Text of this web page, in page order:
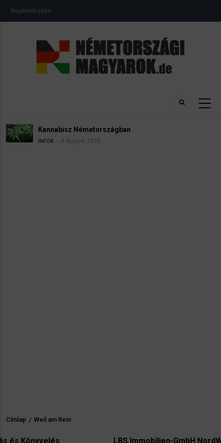
USER
ACCOUNT
Bejelentkezés
Kannabisz Németországban
INFÓK 4 August 2026
Morzsa
Címlap / Weil am Rein
LBS Immobilien-GmbH NordWest